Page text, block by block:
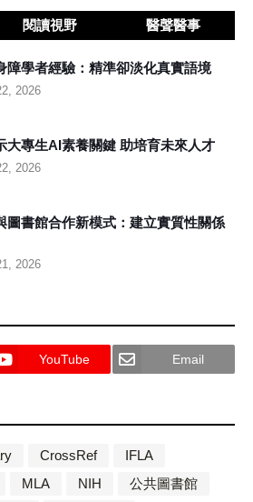
閱讀視野 醫聲醫事
障學者經驗：精準卻淡化真實語境
2026
大專生AI素養關鍵 助培育未來人才
2026
圖書館合作新模式：建立實質性關係
2026
YouTube Email
CrossRef
IFLA
MLA NIH
公共圖書館